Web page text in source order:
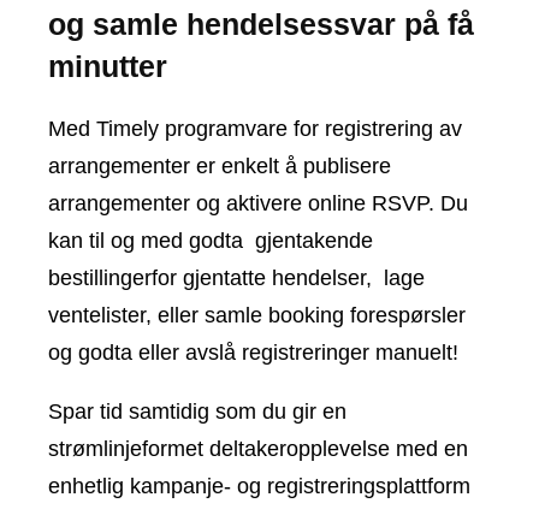
og samle hendelsessvar på få
minutter
Med Timely programvare for registrering av
arrangementer er enkelt å publisere
arrangementer og aktivere online RSVP. Du
kan til og med godta gjentakende
bestillingerfor gjentatte hendelser, lage
ventelister, eller samle booking forespørsler
og godta eller avslå registreringer manuelt!
Spar tid samtidig som du gir en
strømlinjeformet deltakeropplevelse med en
enhetlig kampanje- og registreringsplattform